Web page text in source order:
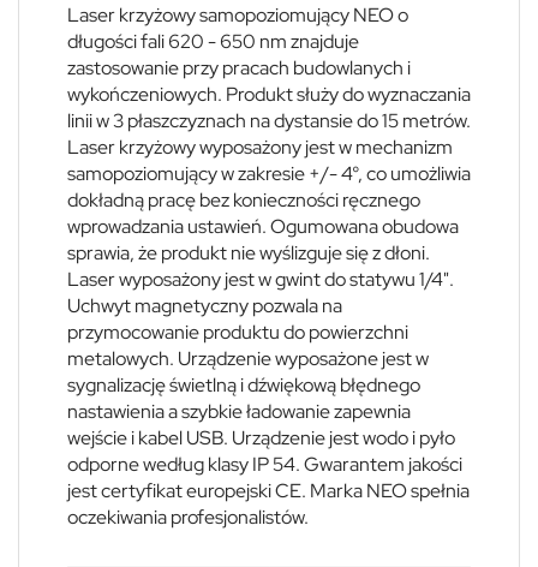
Laser krzyżowy samopoziomujący NEO o
długości fali 620 - 650 nm znajduje
zastosowanie przy pracach budowlanych i
wykończeniowych. Produkt służy do wyznaczania
linii w 3 płaszczyznach na dystansie do 15 metrów.
Laser krzyżowy wyposażony jest w mechanizm
samopoziomujący w zakresie +/- 4°, co umożliwia
dokładną pracę bez konieczności ręcznego
wprowadzania ustawień. Ogumowana obudowa
sprawia, że produkt nie wyślizguje się z dłoni.
Laser wyposażony jest w gwint do statywu 1/4".
Uchwyt magnetyczny pozwala na
przymocowanie produktu do powierzchni
metalowych. Urządzenie wyposażone jest w
sygnalizację świetlną i dźwiękową błędnego
nastawienia a szybkie ładowanie zapewnia
wejście i kabel USB. Urządzenie jest wodo i pyło
odporne według klasy IP 54. Gwarantem jakości
jest certyfikat europejski CE. Marka NEO spełnia
oczekiwania profesjonalistów.